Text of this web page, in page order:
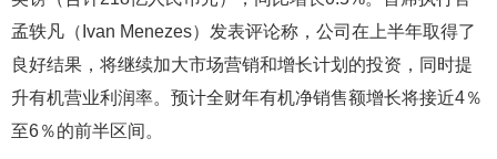
孟轶凡（Ivan Menezes）发表评论称，公司在上半年取得了
良好结果，将继续加大市场营销和增长计划的投资，同时提
升有机营业利润率。预计全财年有机净销售额增长将接近4％
至6％的前半区间。